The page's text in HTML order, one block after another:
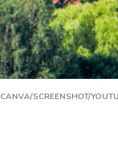
CANVA/SCREENSHOT/